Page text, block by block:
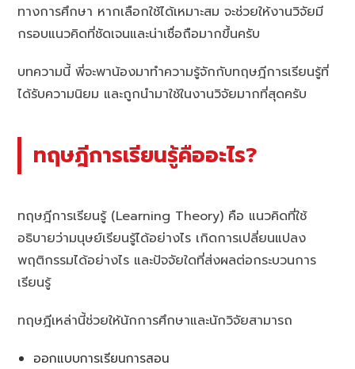
ทางการศึกษา หากเลือกใช้ได้เหมาะสม จะช่วยให้งานวิจัยมี
กรอบแนวคิดที่ชัดเจนและน่าเชื่อถือมากขึ้นครับ
บทความนี้ พี่จะพาน้องมาทำความรู้จักกับทฤษฎีการเรียนรู้ที่
ได้รับความนิยม และถูกนำมาใช้ในงานวิจัยมากที่สุดครับ
ทฤษฎีการเรียนรู้คืออะไร?
ทฤษฎีการเรียนรู้ (Learning Theory) คือ แนวคิดที่ใช้
อธิบายว่ามนุษย์เรียนรู้ได้อย่างไร เกิดการเปลี่ยนแปลง
พฤติกรรมได้อย่างไร และปัจจัยใดที่ส่งผลต่อกระบวนการ
เรียนรู้
ทฤษฎีเหล่านี้ช่วยให้นักการศึกษาและนักวิจัยสามารถ
ออกแบบการเรียนการสอน